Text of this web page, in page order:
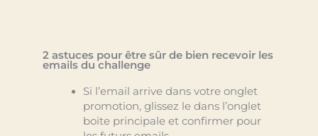
2 astuces pour être sûr de bien recevoir les
emails du challenge
Si l’email arrive dans votre onglet
promotion, glissez le dans l’onglet
boite principale et confirmer pour